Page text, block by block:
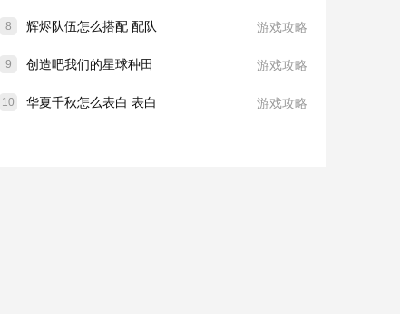
8 辉烬队伍怎么搭配 配队 游戏攻略
9 创造吧我们的星球种田 游戏攻略
10 华夏千秋怎么表白 表白 游戏攻略